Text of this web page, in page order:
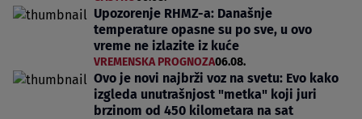
Upozorenje RHMZ-a: Današnje
temperature opasne su po sve, u ovo
vreme ne izlazite iz kuće
VREMENSKA PROGNOZA06.08.
Ovo je novi najbrži voz na svetu: Evo kako
izgleda unutrašnjost "metka" koji juri
brzinom od 450 kilometara na sat